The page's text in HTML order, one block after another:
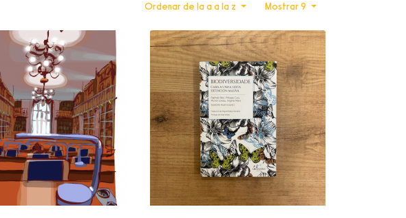
Mostrar 9
Ordenar de la a a la z